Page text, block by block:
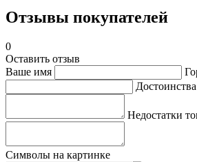
Отзывы покупателей
0
Оставить отзыв
Ваше имя
Недостатки
Символы на картинке